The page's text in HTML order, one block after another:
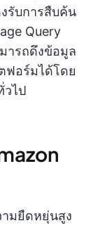
รับการสืบค้น
Query
ารถดึงข้อมูล
ฟอร์มได้โดย
ไป
มยืดหยุ่นสูง